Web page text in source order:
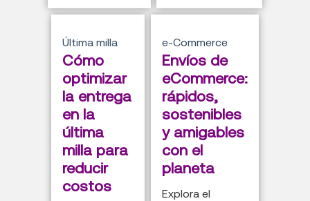
Última milla
Cómo
optimizar
la entrega
en la
última
milla para
reducir
costos
e-Commerce
Envíos de
eCommerce:
rápidos,
sostenibles
y amigables
con el
planeta
Explora el